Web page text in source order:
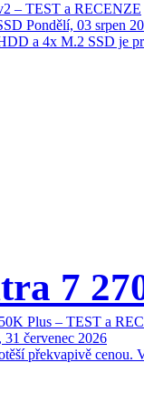
– TEST a RECENZE
Pondělí, 03 srpen
a 4x M.2 SSD je
7
Plus – TEST a
31 červenec 2026
překvapivě cenou.